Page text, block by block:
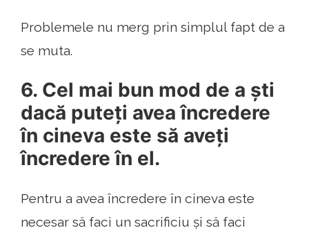
Problemele nu merg prin simplul fapt de a
se muta.
6. Cel mai bun mod de a ști
dacă puteți avea încredere
în cineva este să aveți
încredere în el.
Pentru a avea încredere în cineva este
necesar să faci un sacrificiu și să faci